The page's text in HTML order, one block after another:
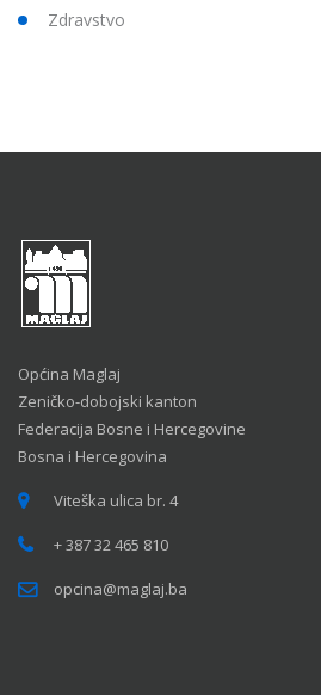
Zdravstvo
Općina Maglaj
Zeničko-dobojski kanton
Federacija Bosne i Hercegovine
Bosna i Hercegovina
Viteška ulica br. 4
+ 387 32 465 810
opcina@maglaj.ba